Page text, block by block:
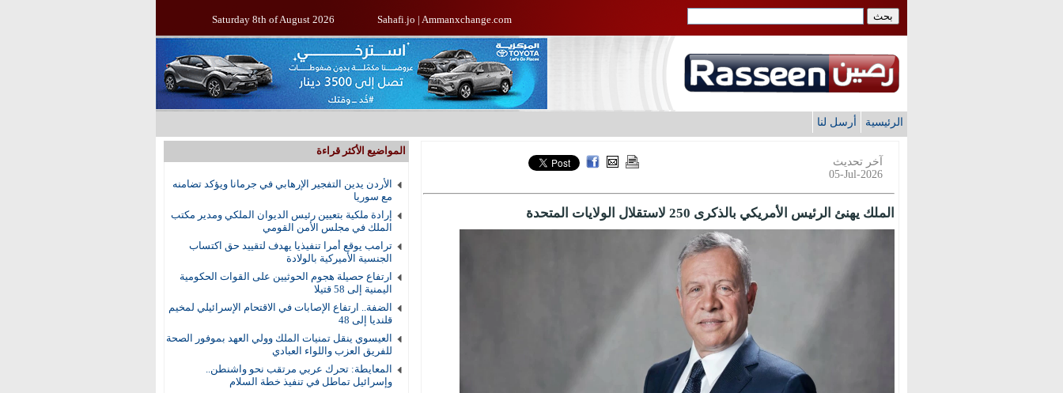
Saturday 8th of August 2026 Sahafi.jo | Ammanxchange.com
الرئيسية أرسل لنا
المواضيع الأكثر قراءة
الأردن يدين التفجير الإرهابي في جرمانا ويؤكد تضامنه
مع سوريا
إرادة ملكية بتعيين رئيس الديوان الملكي ومدير مكتب
الملك في مجلس الأمن القومي
ترامب يوقع أمرا تنفيذيا يهدف لتقييد حق اكتساب
الجنسية الأميركية بالولادة
ارتفاع حصيلة هجوم الحوثيين على القوات الحكومية
اليمنية إلى 58 قتيلا
الضفة.. ارتفاع الإصابات في الاقتحام الإسرائيلي لمخيم
قلنديا إلى 48
العيسوي ينقل تمنيات الملك وولي العهد بموفور الصحة
للفريق العزب واللواء العبادي
المعايطة: تحرك عربي مرتقب نحو واشنطن..
وإسرائيل تماطل في تنفيذ خطة السلام
آخر تحديث
05-Jul-2026
الملك يهنئ الرئيس الأمريكي بالذكرى 250 لاستقلال الولايات المتحدة